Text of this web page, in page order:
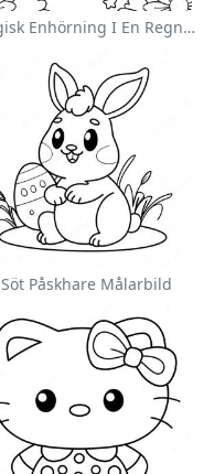
Magisk Enhörning I En Regnbåge Målarbild
Söt Påskhare Målarbild